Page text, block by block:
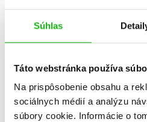
Súhlas
Táto webstránka používa
Na prispôsobenie obsahu a
sociálnych médií a analýzu
súbory cookie. Informácie o
vzácnou volnou chvilku věnuje psaní
Dátum vydania Predajnosť
Cena